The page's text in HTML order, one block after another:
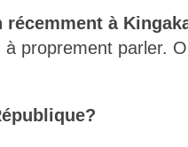
à
proprement parler.